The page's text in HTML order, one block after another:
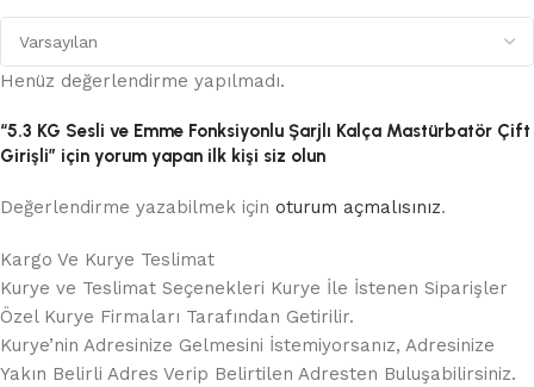
Henüz değerlendirme yapılmadı.
“5.3 KG Sesli ve Emme Fonksiyonlu Şarjlı Kalça Mastürbatör Çift
Girişli” için yorum yapan ilk kişi siz olun
Değerlendirme yazabilmek için oturum açmalısınız.
Kargo Ve Kurye Teslimat
Kurye ve Teslimat Seçenekleri Kurye İle İstenen Siparişler
Özel Kurye Firmaları Tarafından Getirilir.
Kurye’nin Adresinize Gelmesini İstemiyorsanız, Adresinize
Yakın Belirli Adres Verip Belirtilen Adresten Buluşabilirsiniz.